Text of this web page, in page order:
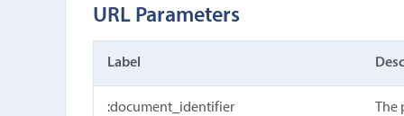
URL Parameters
Label
:document_identifier